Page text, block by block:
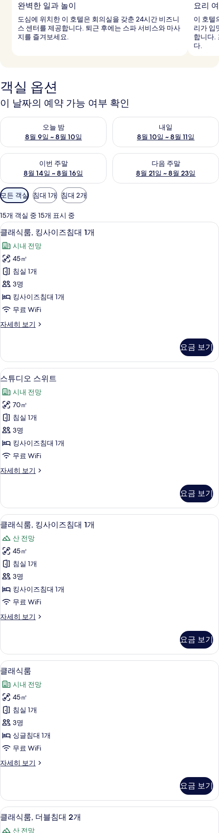
완벽한 일과 놀이
도심에 위치한 이 호텔은 회의실을 갖춘 24시간 비즈니
스 센터를 제공합니다. 퇴근 후에는 스파 서비스와 마사
지를 즐겨보세요.
요리
이 호텔
리가 입
합니다.
다.
객실 옵션
이 날짜의 예약 가능 여부 확인
오늘 밤
8월 9일 ~ 8월 10일
오늘 밤 예약 가능 여부 확인, 8월 9일 ~ 8월 10일
내일
8월 10일 ~ 8월 11일
내일 예약 가능 여부 확인, 8월
이번 주말
8월 14일 ~ 8월 16일
이번 주말 예약 가능 여부 확인, 8월 14일 ~ 8월 16일
다음 주말
8월 21일 ~ 8월 23일
다음 주말 예약 가능 여부 확인
객
실
에
사
용
가
능
한
필
터
모든 객실 침대 1개 침대 2개
15개 객실 중 15개 표시 중
클
래
식
룸,
킹
사
이
즈
침
1
개
사
진
모
두
보
기
6
클래식룸, 킹사이즈침대 1개
시내 전망
45㎡
침실 1개
3명
킹사이즈침대 1개
무료 WiFi
자세히 보기
클
킹
사
이
침
대
개
자
세
히
보
요금 보기
스
튜
디
오
스
위
트
사
진
두
보
기
스튜디오 스위트 | 고급 침구, 오리/거
5
스튜디오 스위트
시내 전망
70㎡
침실 1개
3명
킹사이즈침대 1개
무료 WiFi
자세히 보기
스
스
위
트
세
히
보
기
요금 보기
클
래
식
룸,
킹
사
이
즈
침
1
개
사
진
모
두
보
기
6
클래식룸, 킹사이즈침대 1개
산 전망
45㎡
침실 1개
3명
킹사이즈침대 1개
무료 WiFi
자세히 보기
클
킹
사
이
침
대
개
자
세
히
보
요금 보기
클
래
식
룸
사
진
모
두
보
5
클래식룸
시내 전망
45㎡
침실 1개
3명
싱글침대 1개
무료 WiFi
자세히 보기
클
자
세
히
요금 보기
클
래
5
클래식룸, 더블침대 2개
산 전망